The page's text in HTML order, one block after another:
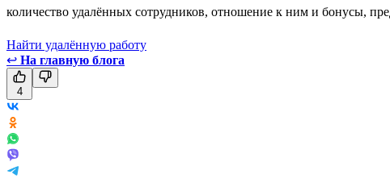
количество удалённых сотрудников, отношение к ним и бонусы,
Найти удалённую работу
↩ На главную блога
4